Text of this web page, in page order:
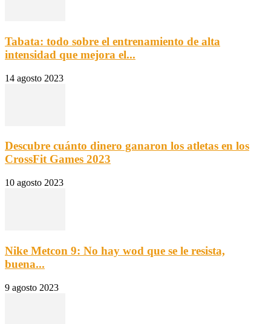
Tabata: todo sobre el entrenamiento de alta
intensidad que mejora el...
14 agosto 2023
Descubre cuánto dinero ganaron los atletas en los
CrossFit Games 2023
10 agosto 2023
Nike Metcon 9: No hay wod que se le resista,
buena...
9 agosto 2023